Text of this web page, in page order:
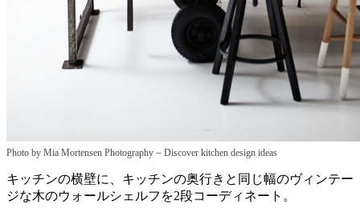
Photo by Mia Mortensen Photography – Discover kitchen design ideas
キッチンの横壁に、キッチンの奥行きと同じ幅のヴィンテー
ジな木のウォールシェルフを2段コーディネート。